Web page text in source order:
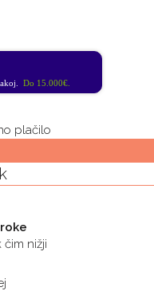
Do 15.000€.
plačilo
nižji